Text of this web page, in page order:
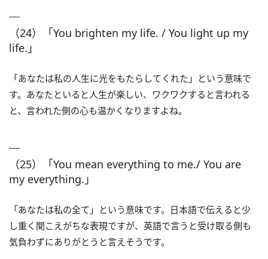
（24）「You brighten my life. / You light up my
life.」
「あなたは私の人生に光をもたらしてくれた」という意味で
す。あなたといると人生が楽しい、ワクワクすると言われる
と、言われた側の心も温かくなりますよね。
（25）「You mean everything to me./ You are
my everything.」
「あなたは私の全て」という意味です。日本語で伝えると少
し重く聞こえがちな表現ですが、英語で言うと受け取る側も
気負わずにありがとうと言えそうです。